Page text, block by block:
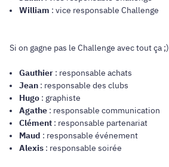
William : vice responsable Challenge
Si on gagne pas le Challenge avec tout ça ;)
Gauthier : responsable achats
Jean : responsable des clubs
Hugo : graphiste
Agathe : responsable communication
Clément : responsable partenariat
Maud : responsable événement
Alexis : responsable soirée